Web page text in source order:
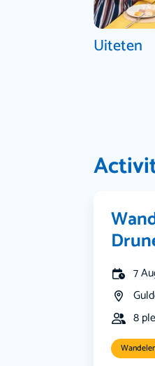
Uiteten
7
8